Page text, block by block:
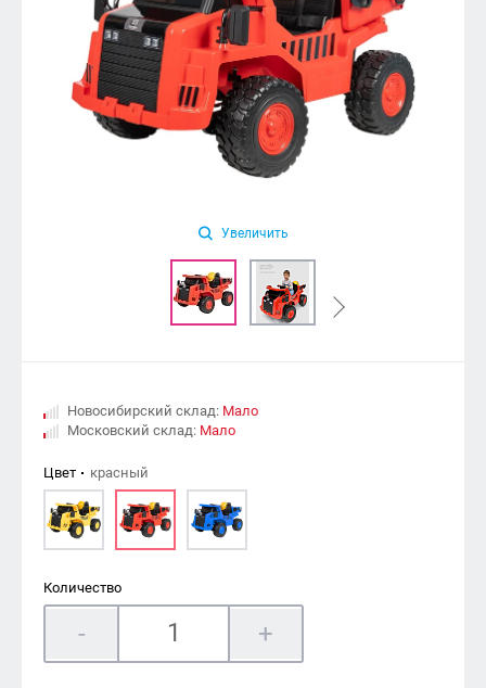
Увеличить
Новосибирский склад: Мало
Московский склад: Мало
Цвет красный
Количество
- +